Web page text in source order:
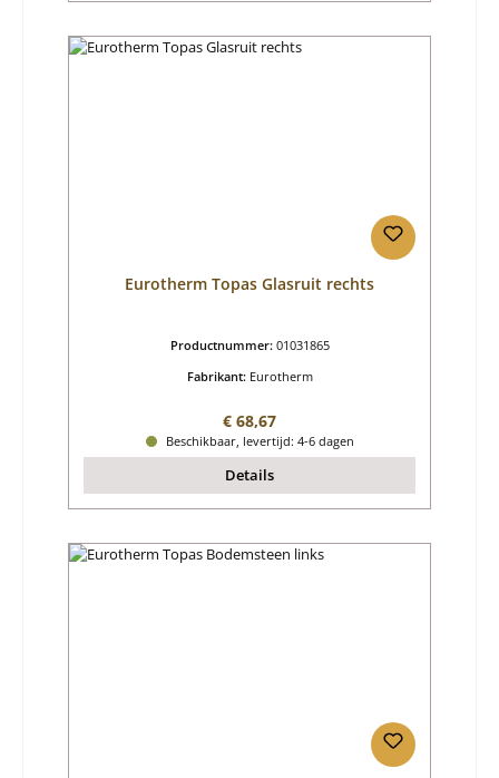
Eurotherm Topas Glasruit rechts
Productnummer: 01031865
Fabrikant: Eurotherm
Normale prijs:
€ 68,67
Beschikbaar, levertijd: 4-6 dagen
Details